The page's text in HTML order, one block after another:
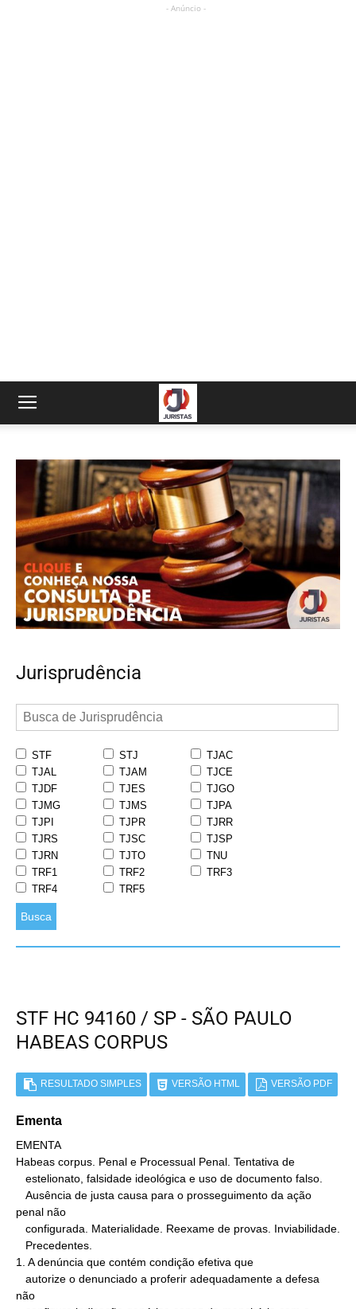
- Anúncio -
Jurisprudência
STF STJ
TJAC
TJAL
TJAM
TJCE
TJDF
TJES
TJGO
TJMG
TJMS
TJPA
TJPI
TJPR
TJRR
TJRS
TJSC
TJSP
TJRN
TJTO
TNU
TRF1
TRF2
TRF3
TRF4
TRF5
Busca
STF HC 94160 / SP - SÃO PAULO
HABEAS CORPUS
RESULTADO SIMPLES VERSÃO HTML VERSÃO PDF
Ementa
EMENTA
Habeas corpus. Penal e Processual Penal. Tentativa de
penal não
1. A denúncia que contém condição efetiva que
não